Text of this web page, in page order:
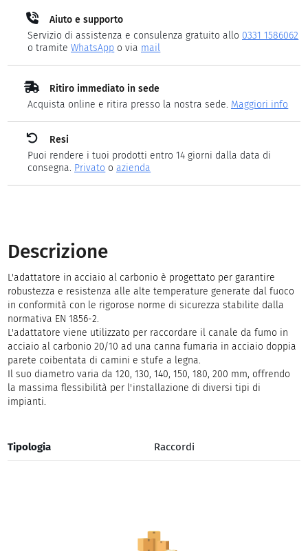
Aiuto e supporto
Servizio di assistenza e consulenza gratuito allo 0331 1586062
o tramiteWhatsApp o via mail
Ritiro immediato in sede
Acquista online e ritira presso la nostra sede. Maggiori info
Resi
Puoi rendere i tuoi prodotti entro 14 giorni dalla data di
consegna. Privato oazienda
Descrizione
L'adattatore in acciaio al carbonio è progettato per garantire
robustezza e resistenza alle alte temperature generate dal fuoco
in conformità con le rigorose norme di sicurezza stabilite dalla
normativa EN 1856-2.
L'adattatore viene utilizzato per raccordare il canale da fumo in
acciaio al carbonio 20/10 ad una canna fumaria in acciaio doppia
parete coibentata di camini e stufe a legna.
Il suo diametro varia da 120, 130, 140, 150, 180, 200 mm, offrendo
la massima flessibilità per l'installazione di diversi tipi di
impianti.
Tipologia Raccordi